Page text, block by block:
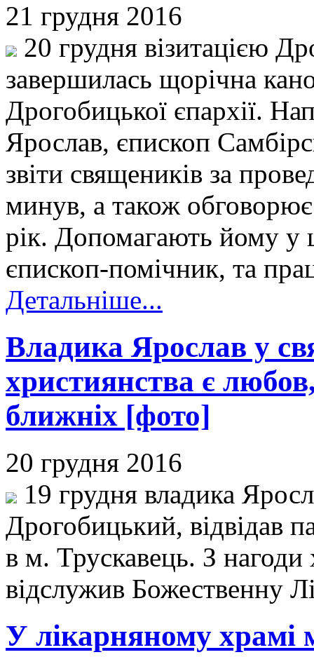
21 грудня 2016
20 грудня візитацією
завершилась щорічна
Дрогобицької єпархії.
Ярослав, єпископ
звіти священиків за
минув, а також
рік. Допомагають йому у
єпископ-помічник, та
Детальніше...
Владика Ярослав у
християнства є
ближніх [фото]
20 грудня 2016
19 грудня владика
Дрогобицький, відвідав
в м. Трускавець. З
відслужив Божественну
У лікарняному храмі